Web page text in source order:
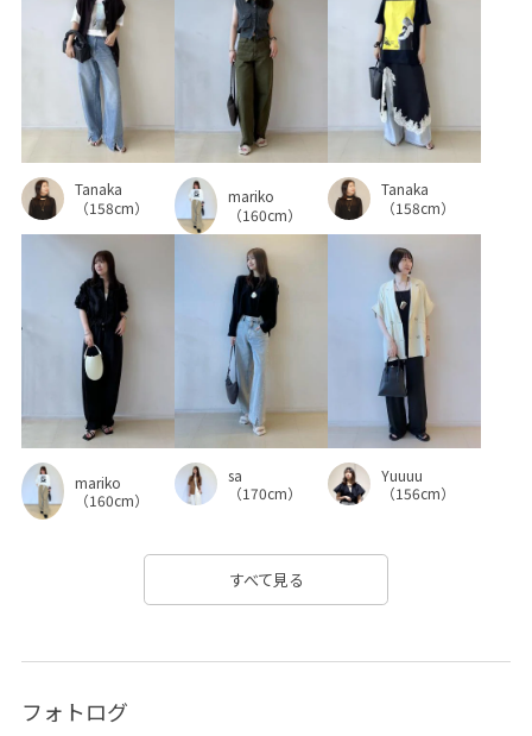
Tanaka
（158cm）
mariko
（160cm）
Tanaka
（158cm）
mariko
（160cm）
sa
（170cm）
Yuuuu
（156cm）
すべて見る
フォトログ